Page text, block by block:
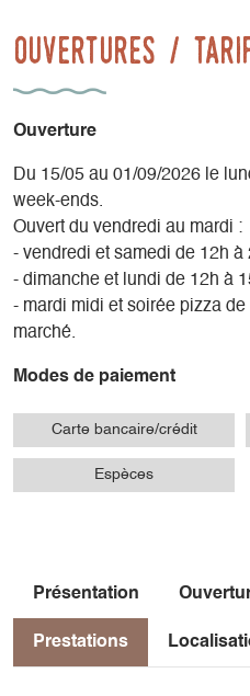
Ouvertures /
Ouverture
Du 15/05 au 01/09/2026 le
week-ends.
Ouvert du vendredi au mardi :
- vendredi et samedi de 12h à
- dimanche et lundi de 12h à
- mardi midi et soirée pizza
marché.
Modes de paiement
Carte bancaire/crédit
Espèces
Présentation
Prestations